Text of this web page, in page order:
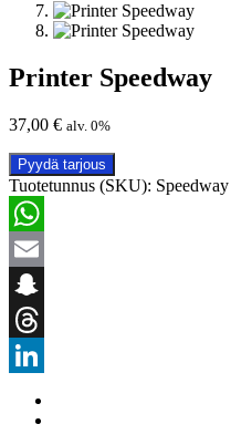
Printer Speedway
37,00 € alv. 0%
Pyydä tarjous
Tuotetunnus (SKU): Speedway
WhatsApp
Email
Snapchat
Threads